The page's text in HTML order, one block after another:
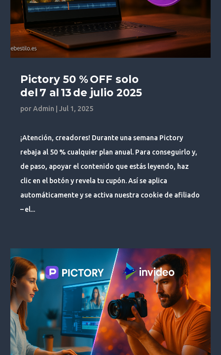
Pictory 50 % OFF solo
del 7 al 13 de julio 2025
porAdmin |Jul 1, 2025
¡Atención, creadores! Durante una semana Pictory
rebaja al 50 % cualquier plan anual. Para conseguirlo y,
de paso, apoyar el contenido que estás leyendo, haz
clic en el botón y revela tu cupón. Así se aplica
automáticamente y se activa nuestra cookie de afiliado
– el...